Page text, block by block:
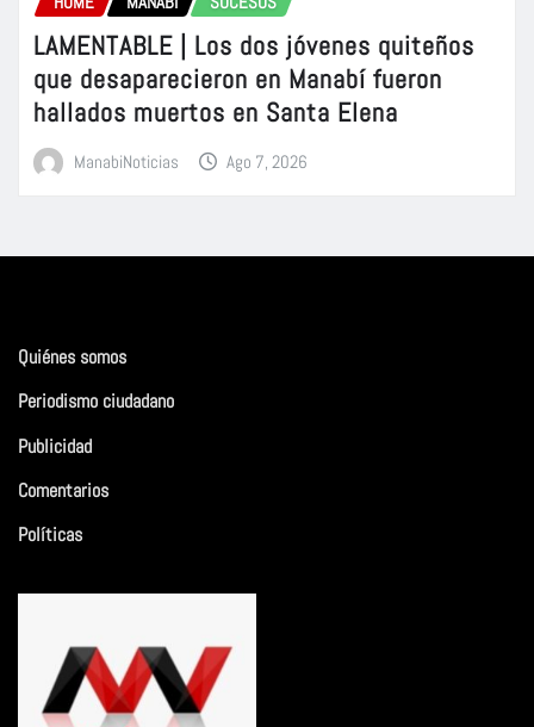
LAMENTABLE | Los dos jóvenes quiteños
que desaparecieron en Manabí fueron
hallados muertos en Santa Elena
ManabiNoticias Ago 7, 2026
Quiénes somos
Periodismo ciudadano
Publicidad
Comentarios
Políticas